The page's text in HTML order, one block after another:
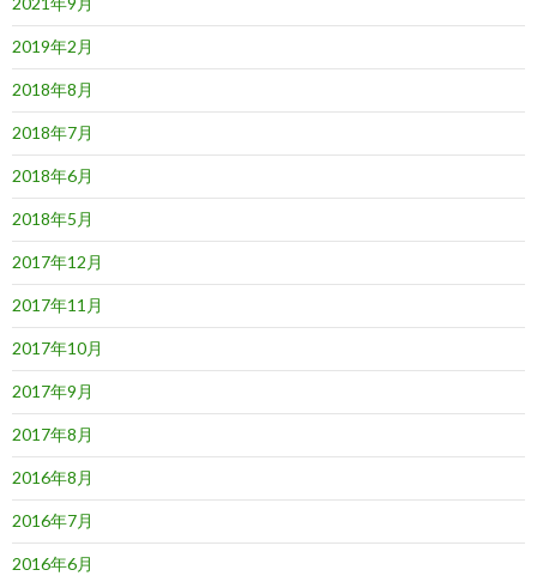
2019年2月
2018年8月
2018年7月
2018年6月
2018年5月
2017年12月
2017年11月
2017年10月
2017年9月
2017年8月
2016年8月
2016年7月
2016年6月